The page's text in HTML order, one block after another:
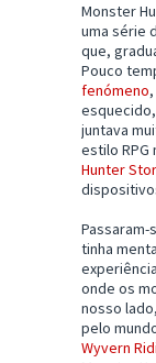
Monster
uma série
que,
Pouco
fenómeno
juntava
estilo RPG
Hunter
tinha
onde os
nosso
pelo
Wyvern